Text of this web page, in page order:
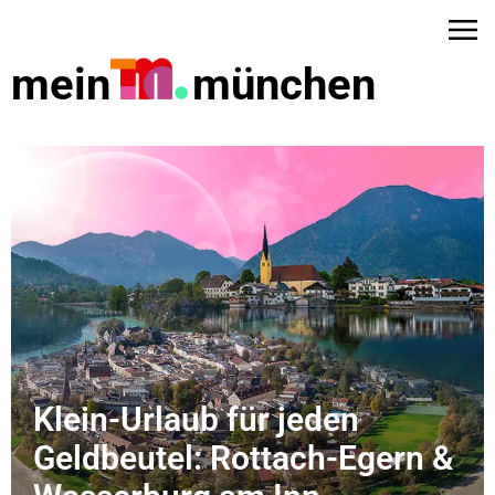
mein münchen
Klein-Urlaub für jeden
Geldbeutel: Rottach-Egern &